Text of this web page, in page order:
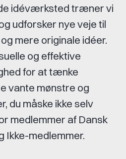
idéværksted træner vi
udforsker nye veje til
mere originale idéer.
og effektive
for at tænke
vante mønstre og
du måske ikke selv
medlemmer af Dansk
Ikke-medlemmer.